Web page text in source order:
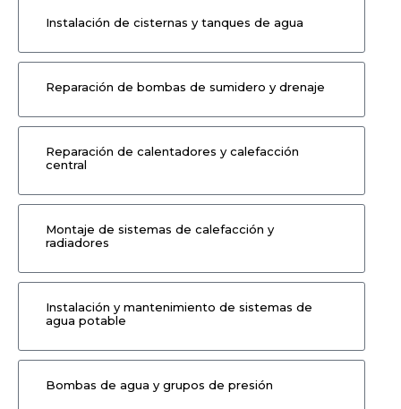
Instalación de cisternas y tanques de agua
Reparación de bombas de sumidero y drenaje
Reparación de calentadores y calefacción
central
Montaje de sistemas de calefacción y
radiadores
Instalación y mantenimiento de sistemas de
agua potable
Bombas de agua y grupos de presión